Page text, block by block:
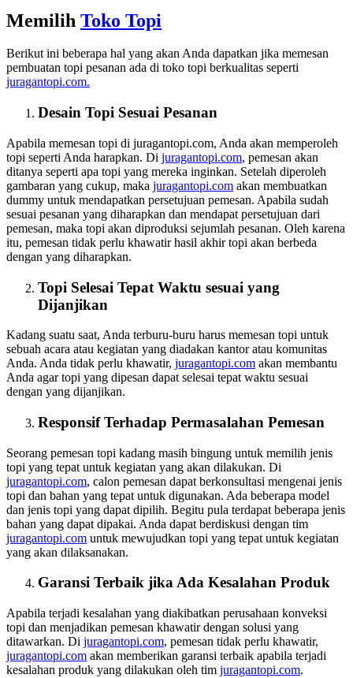
Memilih Toko Topi
Berikut ini beberapa hal yang akan Anda dapatkan jika memesan
pembuatan topi pesanan ada di toko topi berkualitas seperti
juragantopi.com.
Desain Topi Sesuai Pesanan
Apabila memesan topi di juragantopi.com, Anda akan memperoleh
topi seperti Anda harapkan. Di juragantopi.com, pemesan akan
ditanya seperti apa topi yang mereka inginkan. Setelah diperoleh
gambaran yang cukup, maka juragantopi.com akan membuatkan
dummy untuk mendapatkan persetujuan pemesan. Apabila sudah
sesuai pesanan yang diharapkan dan mendapat persetujuan dari
pemesan, maka topi akan diproduksi sejumlah pesanan. Oleh karena
itu, pemesan tidak perlu khawatir hasil akhir topi akan berbeda
dengan yang diharapkan.
Topi Selesai Tepat Waktu sesuai yang
Dijanjikan
Kadang suatu saat, Anda terburu-buru harus memesan topi untuk
sebuah acara atau kegiatan yang diadakan kantor atau komunitas
Anda. Anda tidak perlu khawatir, juragantopi.com akan membantu
Anda agar topi yang dipesan dapat selesai tepat waktu sesuai
dengan yang dijanjikan.
Responsif Terhadap Permasalahan Pemesan
Seorang pemesan topi kadang masih bingung untuk memilih jenis
topi yang tepat untuk kegiatan yang akan dilakukan. Di
juragantopi.com, calon pemesan dapat berkonsultasi mengenai jenis
topi dan bahan yang tepat untuk digunakan. Ada beberapa model
dan jenis topi yang dapat dipilih. Begitu pula terdapat beberapa jenis
bahan yang dapat dipakai. Anda dapat berdiskusi dengan tim
juragantopi.com untuk mewujudkan topi yang tepat untuk kegiatan
yang akan dilaksanakan.
Garansi Terbaik jika Ada Kesalahan Produk
Apabila terjadi kesalahan yang diakibatkan perusahaan konveksi
topi dan menjadikan pemesan khawatir dengan solusi yang
ditawarkan. Di juragantopi.com, pemesan tidak perlu khawatir,
juragantopi.com akan memberikan garansi terbaik apabila terjadi
kesalahan produk yang dilakukan oleh tim juragantopi.com.